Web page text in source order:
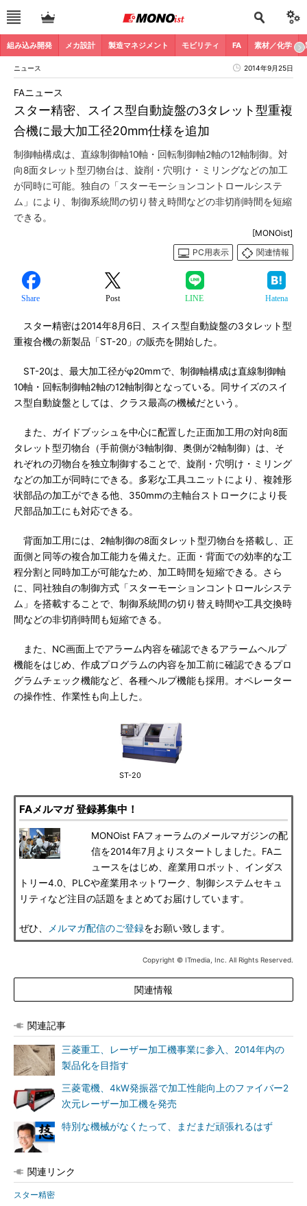
組み込み開発 メカ設計 製造マネジメント モビリティ FA 素材／化学
ニュース 2014年9月25日
スター精密、スイス型自動旋盤の3タレット型重複
合機に最大加工径20mm仕様を追加
FAニュース
制御軸構成は、直線制御軸10軸・回転制御軸2軸の12軸制御。対
向8面タレット型刃物台は、旋削・穴明け・ミリングなどの加工
が同時に可能。独自の「スターモーションコントロールシステ
ム」により、制御系統間の切り替え時間などの非切削時間を短縮
できる。
[MONOist]
PC用表示
関連情報
Share Post LINE Hatena
スター精密は2014年8月6日、スイス型自動旋盤の3タレット型
重複合機の新製品「ST-20」の販売を開始した。
ST-20は、最大加工径がφ20mmで、制御軸構成は直線制御軸
10軸・回転制御軸2軸の12軸制御となっている。同サイズのスイ
ス型自動旋盤としては、クラス最高の機械だという。
また、ガイドブッシュを中心に配置した正面加工用の対向8面
タレット型刃物台（手前側が3軸制御、奥側が2軸制御）は、そ
れぞれの刃物台を独立制御することで、旋削・穴明け・ミリング
などの加工が同時にできる。多彩な工具ユニットにより、複雑形
状部品の加工ができる他、350mmの主軸台ストロークにより長
尺部品加工にも対応できる。
背面加工用には、2軸制御の8面タレット型刃物台を搭載し、正
面側と同等の複合加工能力を備えた。正面・背面での効率的な工
程分割と同時加工が可能なため、加工時間を短縮できる。さら
に、同社独自の制御方式「スターモーションコントロールシステ
ム」を搭載することで、制御系統間の切り替え時間や工具交換時
間などの非切削時間も短縮できる。
また、NC画面上でアラーム内容を確認できるアラームヘルプ
機能をはじめ、作成プログラムの内容を加工前に確認できるプロ
グラムチェック機能など、各種ヘルプ機能も採用。オペレーター
の操作性、作業性も向上した。
ST-20
FAメルマガ 登録募集中！
MONOist FAフォーラムのメールマガジンの配
信を2014年7月よりスタートしました。FAニ
ュースをはじめ、産業用ロボット、インダス
トリー4.0、PLCや産業用ネットワーク、制御システムセキュ
リティなど注目の話題をまとめてお届けしています。
ぜひ、 メルマガ配信のご登録をお願い致します。
Copyright © ITmedia, Inc. All Rights Reserved.
関連情報
関連記事
三菱重工、レーザー加工機事業に参入、2014年内の
製品化を目指す
三菱電機、4kW発振器で加工性能向上のファイバー2
次元レーザー加工機を発売
特別な機械がなくたって、まだまだ頑張れるはず
関連リンク
スター精密